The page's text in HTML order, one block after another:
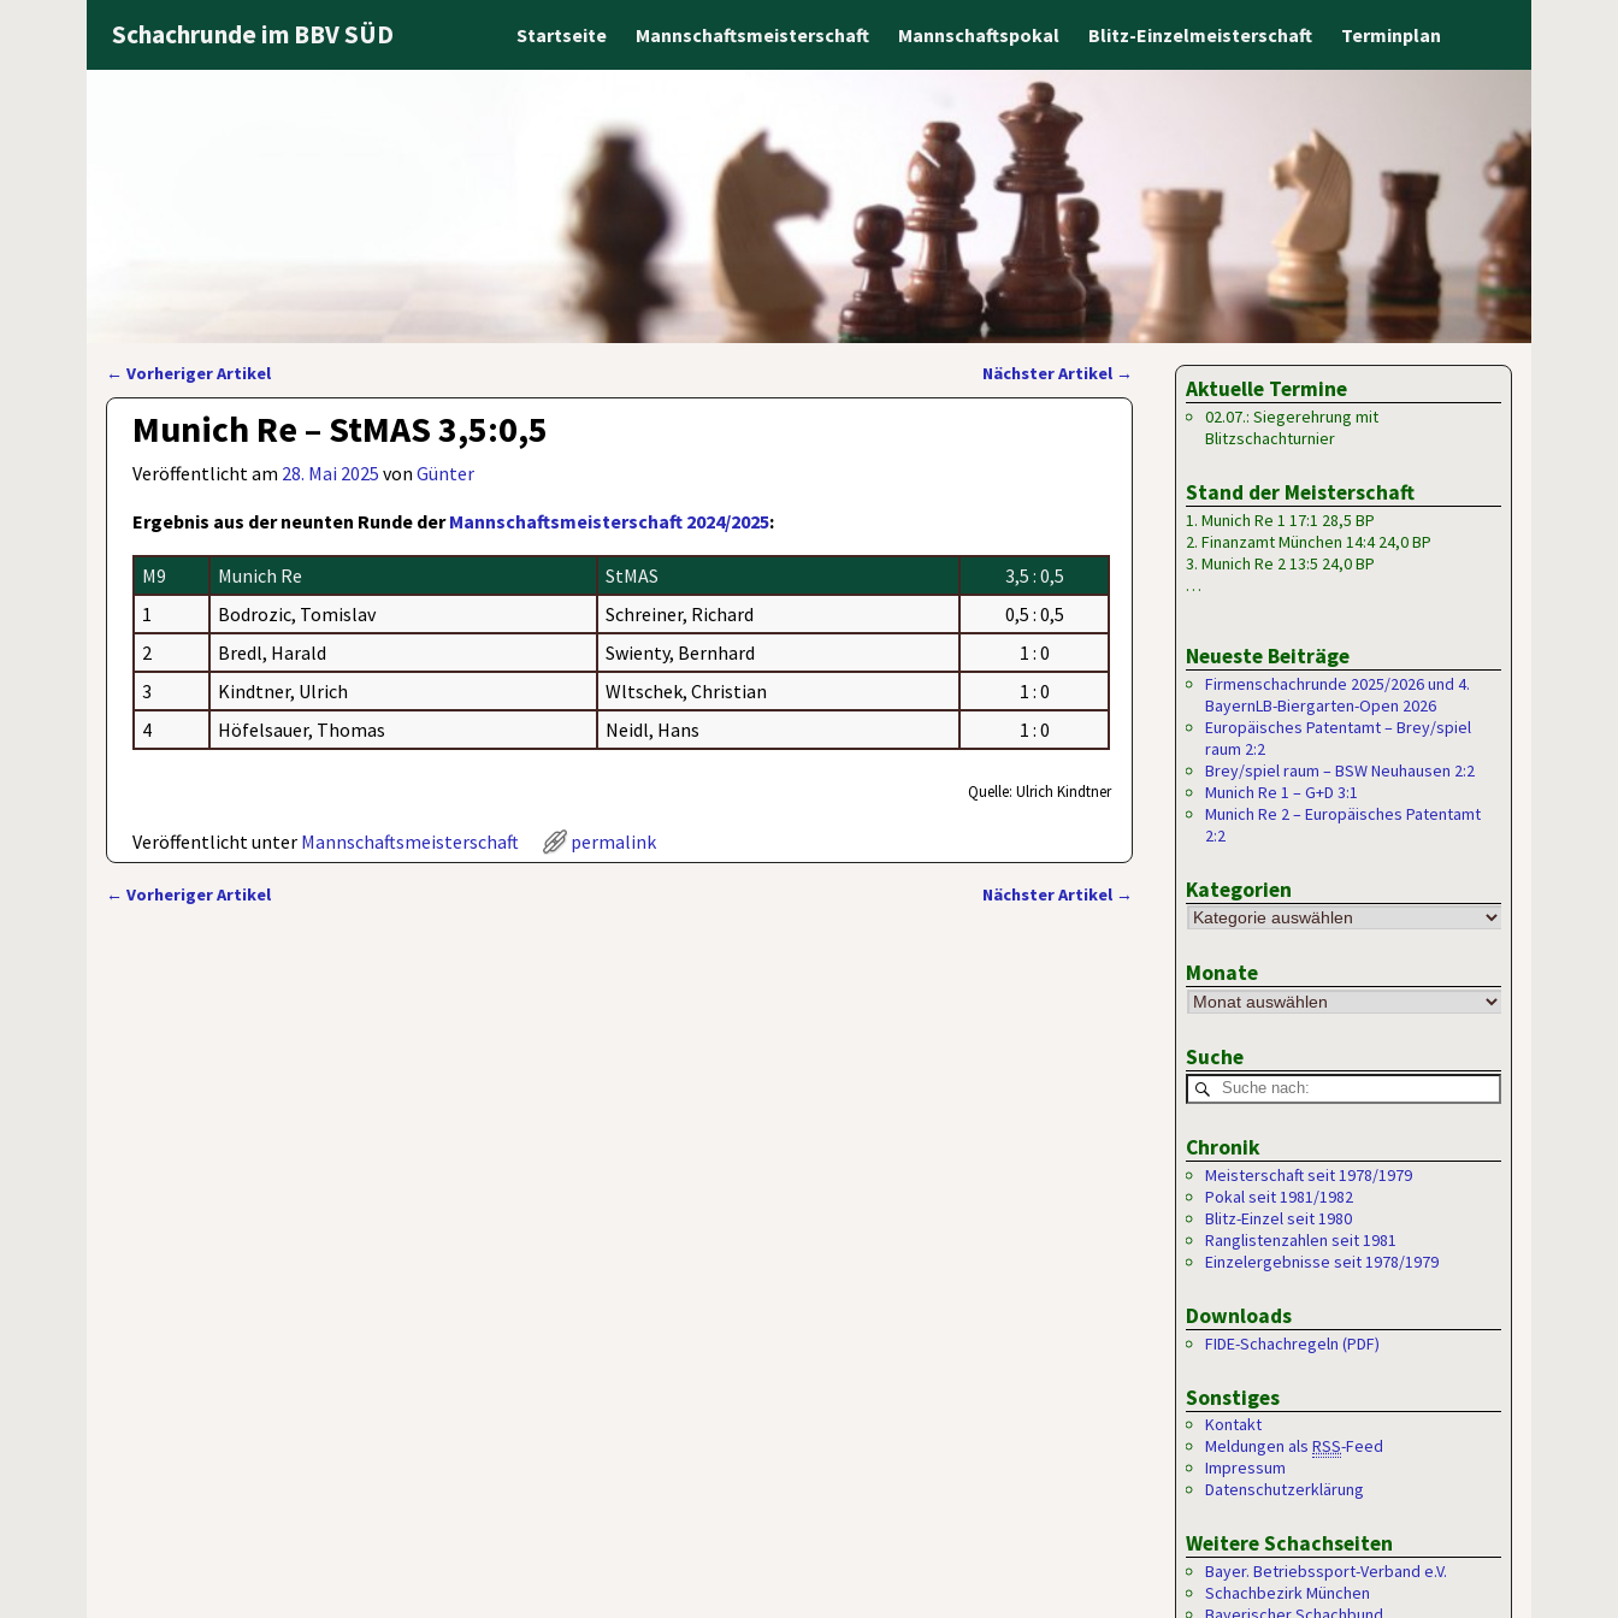
Schachrunde im BBV SÜD Startseite Mannschaftsmeisterschaft Mannschaftspokal Blitz-Einzelmeisterschaft Terminplan
Artikelnavigation
← Vorheriger Artikel Nächster Artikel →
Munich Re – StMAS 3,5:0,5
Veröffentlicht am 28. Mai 2025 vonGünter
Ergebnis aus der neunten Runde derMannschaftsmeisterschaft 2024/2025:
M9 Munich Re StMAS
3,5 : 0,5
1
Bodrozic, Tomislav Schreiner, Richard
0,5 : 0,5
2
Bredl, Harald Swienty, Bernhard
1 : 0
3
Kindtner, Ulrich Wltschek, Christian
1 : 0
4
Höfelsauer, Thomas Neidl, Hans 1 : 0
Quelle: Ulrich Kindtner
Veröffentlicht unter Mannschaftsmeisterschaft permalink
← Vorheriger Artikel Nächster Artikel →
Aktuelle Termine
02.07.: Siegerehrung mit
Blitzschachturnier
Stand der Meisterschaft
1. Munich Re 1 17:1 28,5 BP
2. Finanzamt München 14:4 24,0 BP
3. Munich Re 2 13:5 24,0 BP
…
Neueste Beiträge
Firmenschachrunde 2025/2026 und 4.
BayernLB-Biergarten-Open 2026
Europäisches Patentamt – Brey/spiel
raum 2:2
Brey/spiel raum – BSW Neuhausen 2:2
Munich Re 1 – G+D 3:1
Munich Re 2 – Europäisches Patentamt
2:2
Kategorien
Monate
Suche
Chronik
Meisterschaft seit 1978/1979
Pokal seit 1981/1982
Blitz-Einzel seit 1980
Ranglistenzahlen seit 1981
Einzelergebnisse seit 1978/1979
Downloads
FIDE-Schachregeln (PDF)
Sonstiges
Kontakt
Meldungen alsRSS-Feed
Impressum
Datenschutzerklärung
Weitere Schachseiten
Bayer. Betriebssport-Verband e.V.
Schachbezirk München